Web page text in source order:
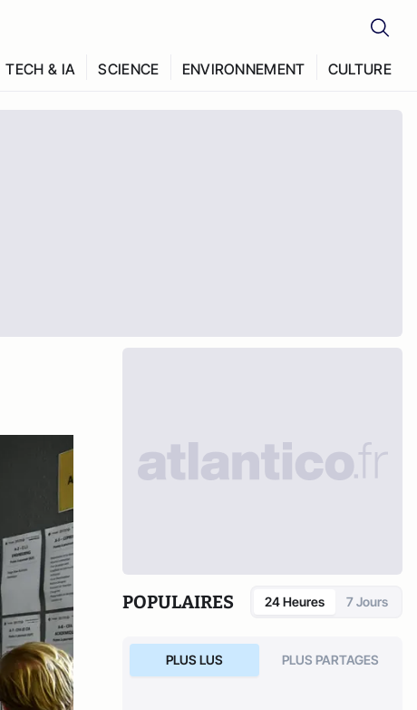
TECH & IA SCIENCE ENVIRONNEMENT CULTURE
POPULAIRES 24 Heures 7 Jours
PLUS LUS PLUS PARTAGES